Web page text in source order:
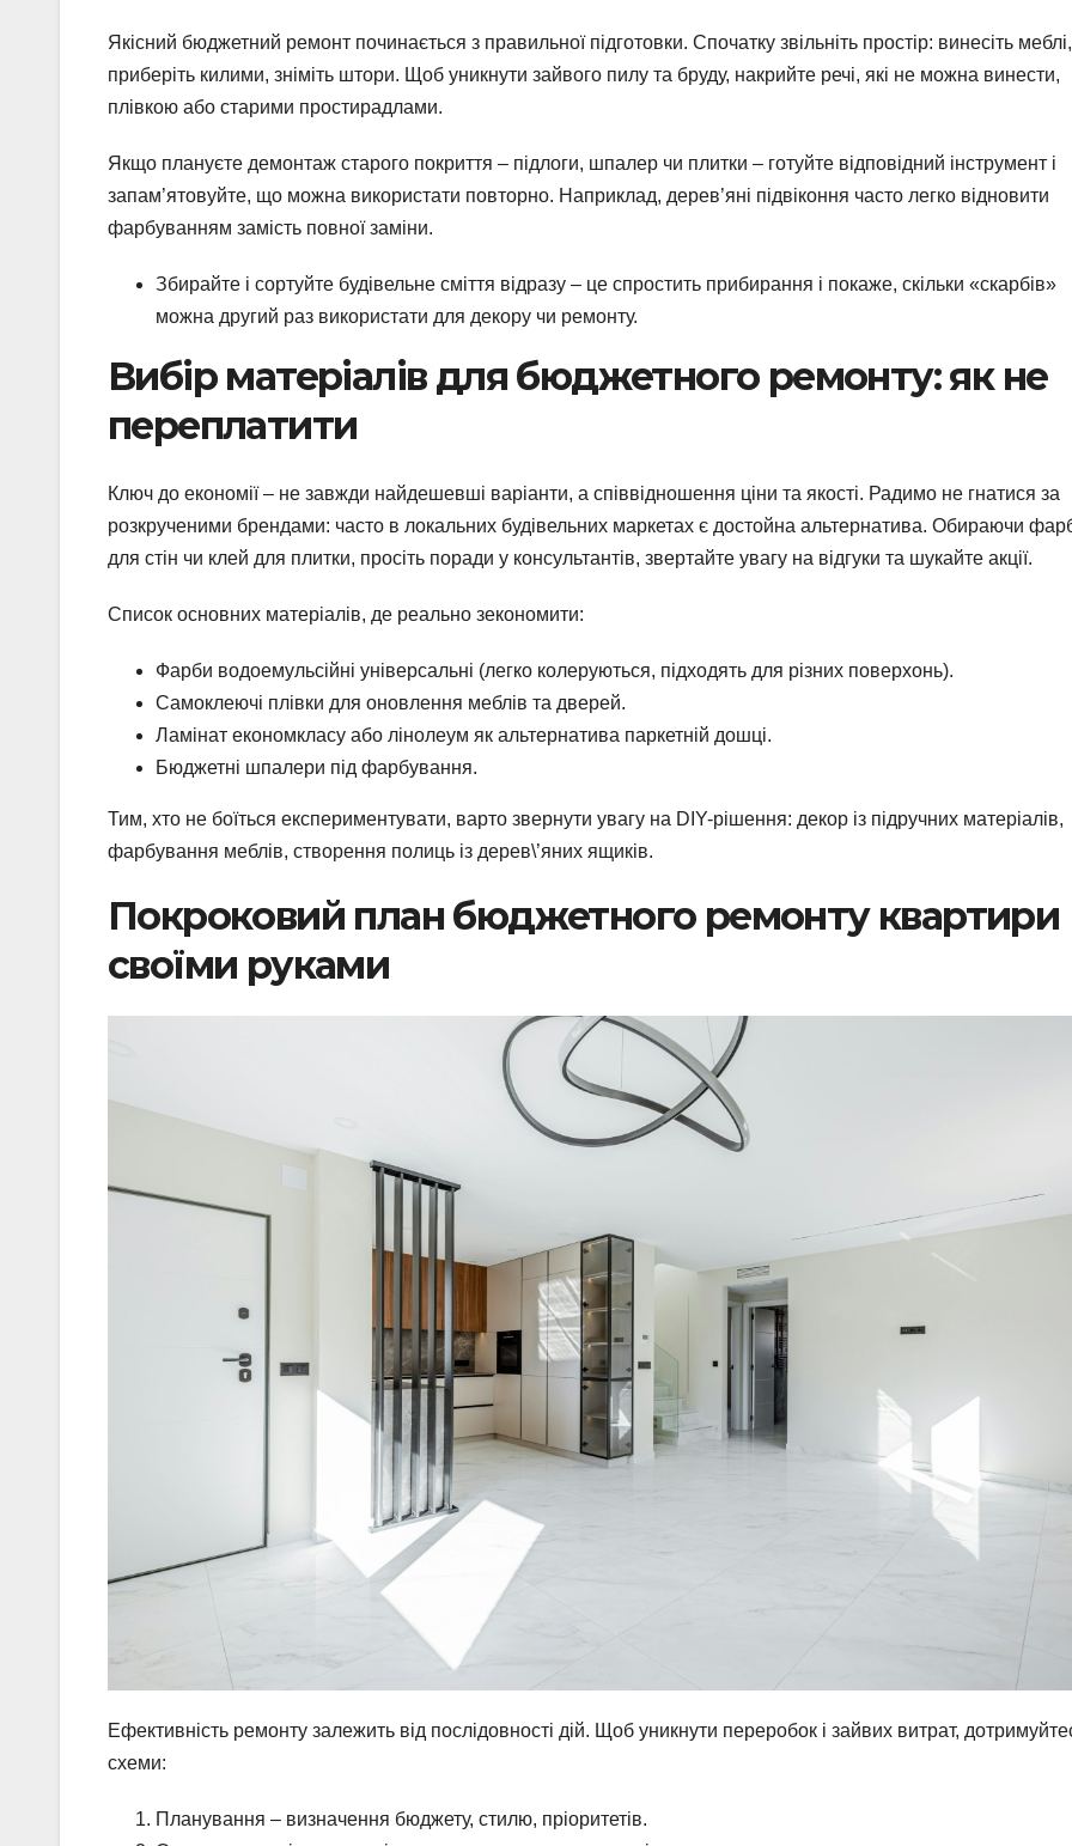
Якісний бюджетний ремонт починається з правильної підготовки. Спочатку звільніть простір: винесіть меблі,
приберіть килими, зніміть штори. Щоб уникнути зайвого пилу та бруду, накрийте речі, які не можна винести,
плівкою або старими простирадлами.
Якщо плануєте демонтаж старого покриття – підлоги, шпалер чи плитки – готуйте відповідний інструмент і
запам’ятовуйте, що можна використати повторно. Наприклад, дерев’яні підвіконня часто легко відновити
фарбуванням замість повної заміни.
Збирайте і сортуйте будівельне сміття відразу – це спростить прибирання і покаже, скільки «скарбів»
можна другий раз використати для декору чи ремонту.
Вибір матеріалів для бюджетного ремонту: як не
переплатити
Ключ до економії – не завжди найдешевші варіанти, а співвідношення ціни та якості. Радимо не гнатися за
розкрученими брендами: часто в локальних будівельних маркетах є достойна альтернатива. Обираючи
для стін чи клей для плитки, просіть поради у консультантів, звертайте увагу на відгуки та шукайте акції.
Список основних матеріалів, де реально зекономити:
Фарби водоемульсійні універсальні (легко колеруються, підходять для різних поверхонь).
Самоклеючі плівки для оновлення меблів та дверей.
Ламінат економкласу або лінолеум як альтернатива паркетній дошці.
Бюджетні шпалери під фарбування.
Тим, хто не боїться експериментувати, варто звернути увагу на DIY-рішення: декор із підручних матеріалів,
фарбування меблів, створення полиць із дерев\’яних ящиків.
Покроковий план бюджетного ремонту квартири
своїми руками
Ефективність ремонту залежить від послідовності дій. Щоб уникнути переробок і зайвих витрат,
схеми:
Планування – визначення бюджету, стилю, пріоритетів.